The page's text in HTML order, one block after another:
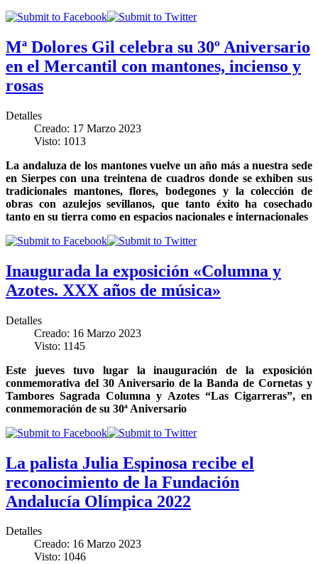
Mª Dolores Gil celebra su 30º Aniversario
en el Mercantil con mantones, incienso y
rosas
Detalles
Creado: 17 Marzo 2023
Visto: 1013
La andaluza de los mantones vuelve un año más a nuestra sede
en Sierpes con una treintena de cuadros donde se exhiben sus
tradicionales mantones, flores, bodegones y la colección de
obras con azulejos sevillanos, que tanto éxito ha cosechado
tanto en su tierra como en espacios nacionales e internacionales
Inaugurada la exposición «Columna y
Azotes. XXX años de música»
Detalles
Creado: 16 Marzo 2023
Visto: 1145
Este jueves tuvo lugar la inauguración de la exposición
conmemorativa del 30 Aniversario de la Banda de Cornetas y
Tambores Sagrada Columna y Azotes “Las Cigarreras”, en
conmemoración de su 30ª Aniversario
La palista Julia Espinosa recibe el
reconocimiento de la Fundación
Andalucía Olímpica 2022
Detalles
Creado: 16 Marzo 2023
Visto: 1046